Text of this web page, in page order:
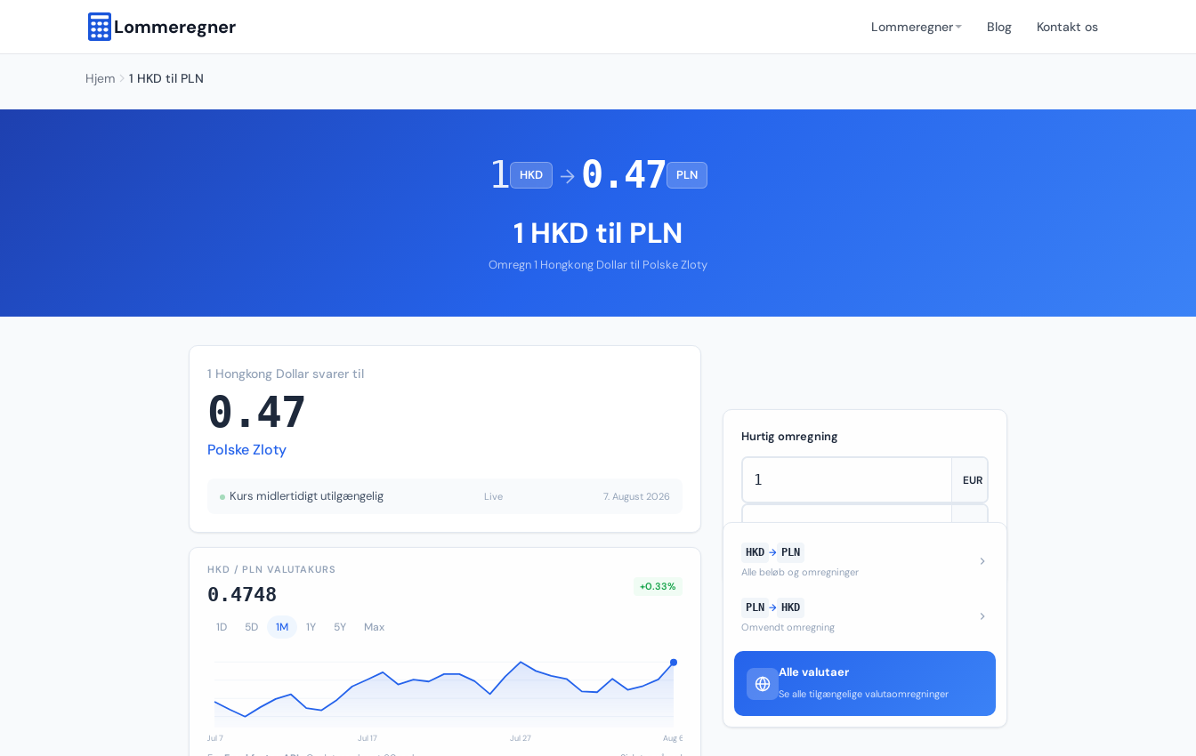
Lommeregner Lommeregner Blog Kontakt os
Hjem 1 HKD til PLN
1 HKD → 0.47 PLN
1 HKD til PLN
Omregn 1 Hongkong Dollar til Polske Zloty
1 Hongkong Dollar svarer til
0.47
Polske Zloty
Kurs midlertidigt utilgængelig Live 7. August 2026
HKD / PLN VALUTAKURS
0.4748 +0.33%
1D 5D 1M 1Y 5Y Max
Hurtig omregning
HKD → PLN
Alle beløb og omregninger
PLN → HKD
Omvendt omregning
Alle valutaer
Se alle tilgængelige valutaomregninger